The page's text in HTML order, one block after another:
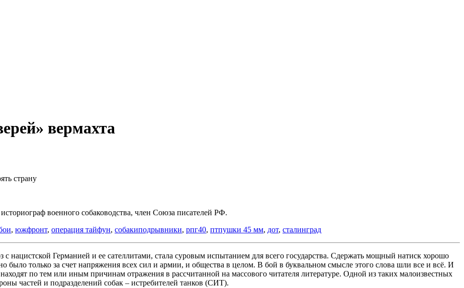
вермахта
страну
военного собаководства, член Союза писателей РФ.
, южфронт, операция тайфун, собакиподрывники, рпг40, птпушки 45 мм, дот, сталинград
нацистской Германией и ее сателлитами, стала суровым испытанием для всего государства. Сдержать мощный натиск хорошо
только за счет напряжения всех сил и армии, и общества в целом. В бой в буквальном смысле этого слова шли все и всё. И
по тем или иным причинам отражения в рассчитанной на массового читателя литературе. Одной из таких малоизвестных
частей и подразделений собак – истребителей танков (СИТ).